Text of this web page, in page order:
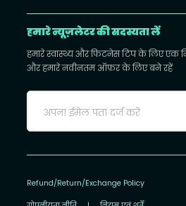
हमारे न्यूज़लेटर की सदस्यता लें
हमारे स्वास्थ्य और फिटनेस टिप के लिए एक
और हमारे नवीनतम ऑफ़र के लिए बने रहें
Refund/Return/Exchange Policy